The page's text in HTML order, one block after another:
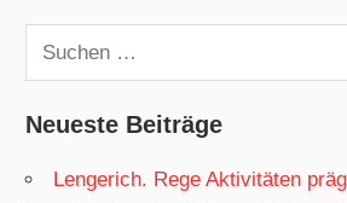
Suchen
nach:
Neueste Beiträge
Lengerich. Rege Aktivitäten